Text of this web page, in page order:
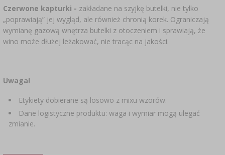
ETYKIETY
Czerwone kapturki - zakładane na szyjkę butelki, nie tylko
„poprawiają” jej wygląd, ale również chronią korek. Ograniczają
wymianę gazową wnętrza butelki z otoczeniem i sprawiają, że
wino może dłużej leżakować, nie tracąc na jakości.
Uwaga!
Etykiety dobierane są losowo z mixu wzorów.
Dane logistyczne produktu: waga i wymiar mogą ulegać
zmianie.